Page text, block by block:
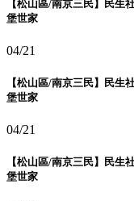
【松山區/南京三民】民生
堡世家
04/21
【松山區/南京三民】民生
堡世家
04/21
【松山區/南京三民】民生
堡世家